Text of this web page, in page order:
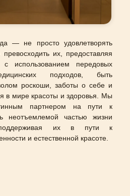
— не просто удовлетворять
их, предоставляя
использованием передовых
подходов, быть
роскоши, заботы о себе и
в мире красоты и здоровья. Мы
партнером на пути к
неотъемлемой частью жизни
их в пути к
и естественной красоте.